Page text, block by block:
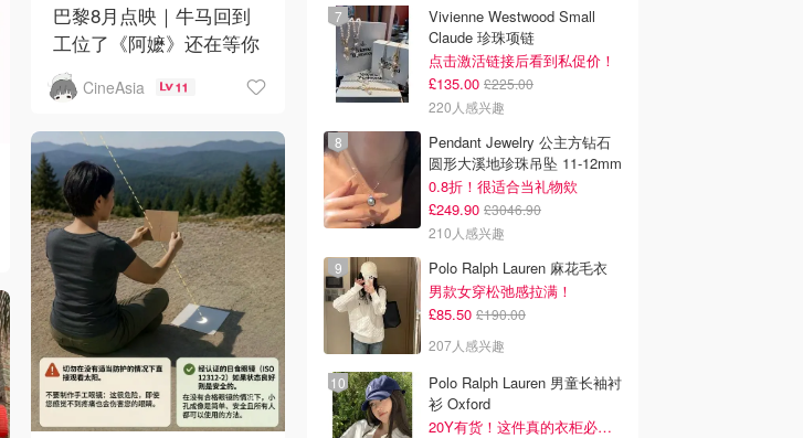
巴黎8月点映｜牛马回到
工位了《阿嬷》还在等你
CineAsia 11
Vivienne Westwood Small
Claude 珍珠项链
点击激活链接后看到私促价！
£135.00 £225.00
220人感兴趣
Pendant Jewelry 公主方钻石
圆形大溪地珍珠吊坠 11-12mm
0.8折！很适合当礼物欸
£249.90 £3046.90
210人感兴趣
Polo Ralph Lauren 麻花毛衣
男款女穿松弛感拉满！
£85.50 £190.00
207人感兴趣
Polo Ralph Lauren 男童长袖衬
衫 Oxford
20Y有货！这件真的衣柜必备！！@蜜子不爱吃